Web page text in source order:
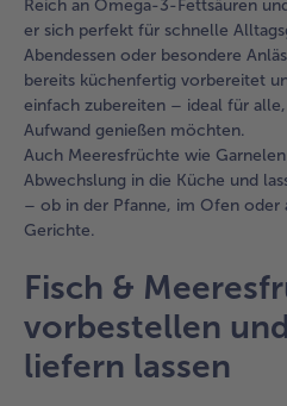
Reich an Omega-3-Fettsäuren
er sich perfekt für schnelle
Abendessen oder besondere
bereits küchenfertig vorbereitet
einfach zubereiten – ideal für
Aufwand genießen möchten.
Auch Meeresfrüchte wie
Abwechslung in die Küche und
– ob in der Pfanne, im Ofen oder
Gerichte.
Fisch &
vorbestellen
liefern lassen